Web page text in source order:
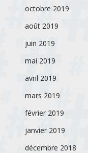
octobre 2019
août 2019
juin 2019
mai 2019
avril 2019
mars 2019
février 2019
janvier 2019
décembre 2018